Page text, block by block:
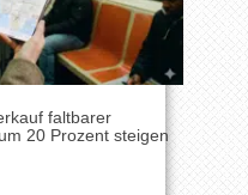
faltbarer
20 Prozent steigen